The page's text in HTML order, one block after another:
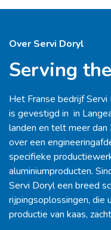
Over Servi Doryl
Serving
Het Franse bedrijf
is gevestigd in in
landen en telt meer
over een
specifieke
aluminiumproducten.
Servi Doryl een breed
rijpingsoplossingen, die
productie van kaas,